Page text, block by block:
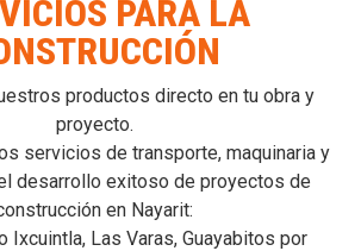
PARA LA
productos directo en tu obra y
proyecto.
servicios de transporte, maquinaria y
desarrollo exitoso de proyectos de
en Nayarit:
Ixcuintla, Las Varas, Guayabitos por